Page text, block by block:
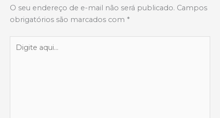
O seu endereço de e-mail não será publicado. Campos
obrigatórios são marcados com *
aqui...